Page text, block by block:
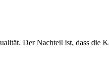
Der Nachteil ist, dass die